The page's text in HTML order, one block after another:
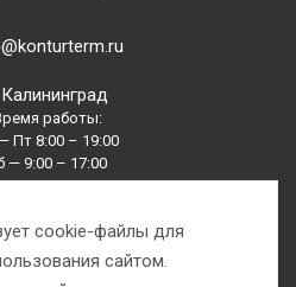
Калининград
работы:
Пт 8:00 – 19:00
— 9:00 – 17:00
—10:00 – 16:00
cookie-файлы для
сайтом.